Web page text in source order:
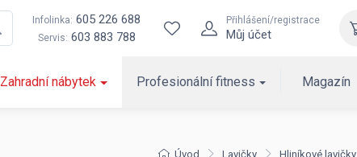
Infolinka: 605 226 688
Servis: 603 883 788
Přihlášení/registrace
Můj účet
Zahradní nábytek Profesionální fitness Magazín
Úvod Lavičky Hliníkové lavičky